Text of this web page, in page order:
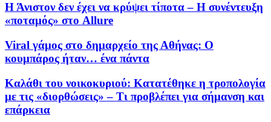
Η Άνιστον δεν έχει να κρύψει τίποτα – Η συνέντευξη
«ποταμός» στο Allure
Viral γάμος στο δημαρχείο της Αθήνας: Ο
κουμπάρος ήταν… ένα πάντα
Καλάθι του νοικοκυριού: Κατατέθηκε η τροπολογία
με τις «διορθώσεις» – Τι προβλέπει για σήμανση και
επάρκεια